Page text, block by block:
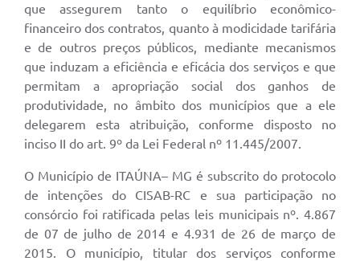
que assegurem tanto o equilíbrio econômico-
financeiro dos contratos, quanto à modicidade tarifária
e de outros preços públicos, mediante mecanismos
que induzam a eficiência e eficácia dos serviços e que
permitam a apropriação social dos ganhos de
produtividade, no âmbito dos municípios que a ele
delegarem esta atribuição, conforme disposto no
inciso II do art. 9º da Lei Federal nº 11.445/2007.
O Município de ITAÚNA– MG é subscrito do protocolo
de intenções do CISAB-RC e sua participação no
consórcio foi ratificada pelas leis municipais nº. 4.867
de 07 de julho de 2014 e 4.931 de 26 de março de
2015. O município, titular dos serviços conforme